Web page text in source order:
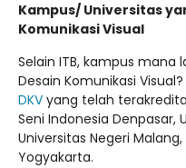
Kampus/ Universitas
Komunikasi Visual
Selain ITB, kampus mana
Desain Komunikasi
DKV yang telah
Seni Indonesia Denpasar,
Universitas Negeri
Yogyakarta.